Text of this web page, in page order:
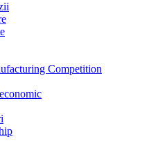
Competition